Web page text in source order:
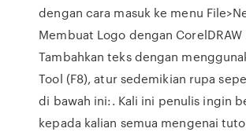
dengan cara masuk ke menu
Membuat Logo dengan CorelDRAW
Tambahkan teks dengan
Tool (F8), atur sedemikian rupa
di bawah ini:. Kali ini penulis ingin
kepada kalian semua mengenai